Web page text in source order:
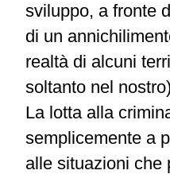
sviluppo, a fronte
di un
realtà di alcuni
soltanto nel
La lotta alla
semplicemente a
alle situazioni che